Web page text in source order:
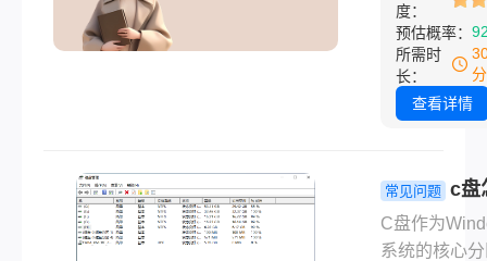
么电脑硬盘
新分区呢？
介绍
macOS 系统
完成操作。
度：
预估概率：
所需时
长：
查看详情
常见问题 c盘
扩容？六大
方法详解与
C盘作为
系统的核心